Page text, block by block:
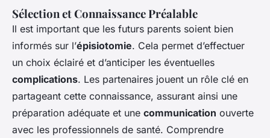
Sélection et Connaissance Préalable
Il est important que les futurs parents soient bien
informés sur l’épisiotomie. Cela permet d’effectuer
un choix éclairé et d’anticiper les éventuelles
complications. Les partenaires jouent un rôle clé en
partageant cette connaissance, assurant ainsi une
préparation adéquate et une communication ouverte
avec les professionnels de santé. Comprendre